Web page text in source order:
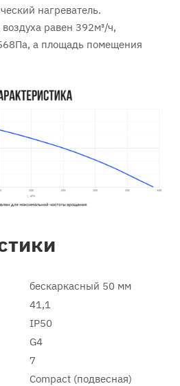
нагреватель.
равен 392м³/ч,
а площадь помещения
бескаркасный 50 мм
41,1
IP50
G4
7
Compact (подвесная)